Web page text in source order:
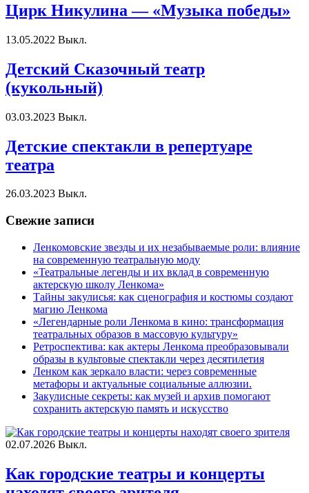
Цирк Никулина — «Музыка победы»
13.05.2022 Выкл.
Детский Сказочный театр
(кукольный)
03.03.2023 Выкл.
Детские спектакли в репертуаре
театра
26.03.2023 Выкл.
Свежие записи
Ленкомовские звезды и их незабываемые роли: влияние
на современную театральную моду
«Театральные легенды и их вклад в современную
актерскую школу Ленкома»
Тайны закулисья: как сценография и костюмы создают
магию Ленкома
«Легендарные роли Ленкома в кино: трансформация
театральных образов в массовую культуру»
Ретроспектива: как актеры Ленкома преобразовывали
образы в культовые спектакли через десятилетия
Ленком как зеркало власти: через современные
метафоры и актуальные социальные аллюзии.
Закулисные секреты: как музей и архив помогают
сохранить актерскую память и искусство
02.07.2026 Выкл.
Как городские театры и концерты